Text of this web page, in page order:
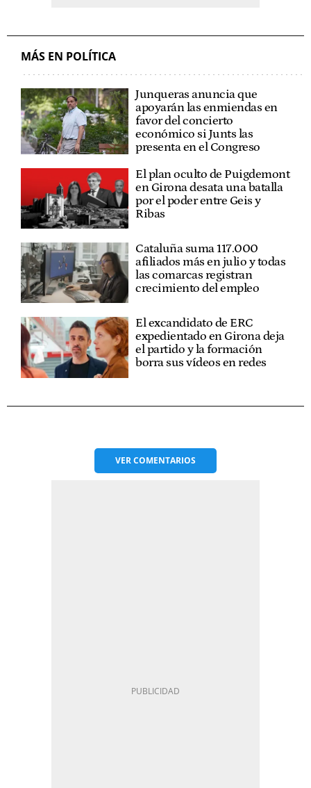
MÁS EN POLÍTICA
Junqueras anuncia que
apoyarán las enmiendas en
favor del concierto
económico si Junts las
presenta en el Congreso
El plan oculto de Puigdemont
en Girona desata una batalla
por el poder entre Geis y
Ribas
Cataluña suma 117.000
afiliados más en julio y todas
las comarcas registran
crecimiento del empleo
El excandidato de ERC
expedientado en Girona deja
el partido y la formación
borra sus vídeos en redes
VERCOMENTARIOS